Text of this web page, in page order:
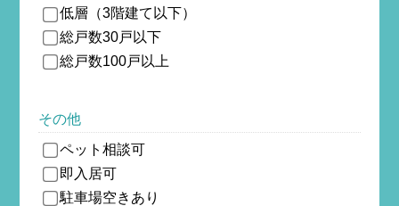
低層（3階建て以下）
総戸数30戸以下
総戸数100戸以上
その他
ペット相談可
即入居可
駐車場空きあり